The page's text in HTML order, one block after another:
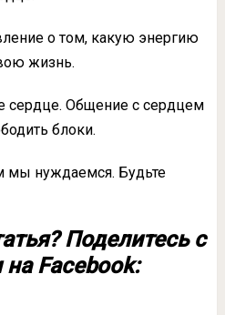
о том, какую энергию
жизнь.
сердце. Общение с сердцем
блоки.
мы нуждаемся. Будьте
Поделитесь с
Facebook: